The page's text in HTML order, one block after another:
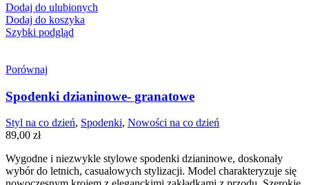
Dodaj do ulubionych
Dodaj do koszyka
Szybki podgląd
Porównaj
Spodenki dzianinowe- granatowe
Styl na co dzień, Spodenki, Nowości na co dzień
89,00 zł
Wygodne i niezwykle stylowe spodenki dzianinowe, doskonały
wybór do letnich, casualowych stylizacji. Model charakteryzuje się